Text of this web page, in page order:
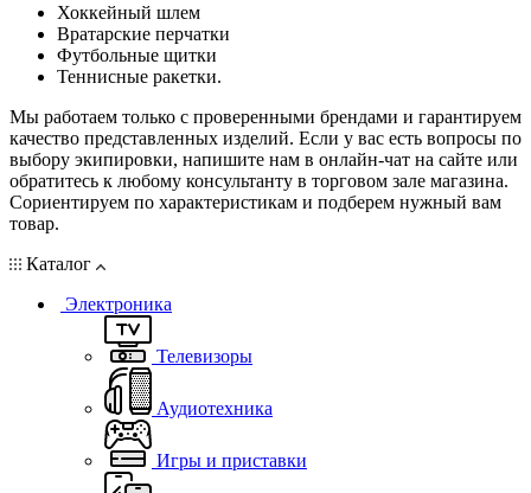
Хоккейный шлем
Вратарские перчатки
Футбольные щитки
Теннисные ракетки.
Мы работаем только с проверенными брендами и гарантируем
качество представленных изделий. Если у вас есть вопросы по
выбору экипировки, напишите нам в онлайн-чат на сайте или
обратитесь к любому консультанту в торговом зале магазина.
Сориентируем по характеристикам и подберем нужный вам
товар.
Каталог
Электроника
Телевизоры
Аудиотехника
Игры и приставки